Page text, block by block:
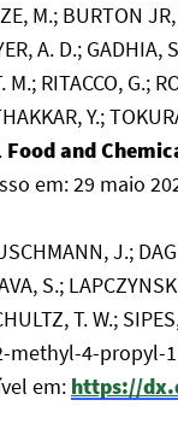
M.; BURTON
A. D.;
RITACCO, G.;
Y.;
Food and
em: 29 maio
J.;
S.;
T. W.;
methyl-4-
em: https://